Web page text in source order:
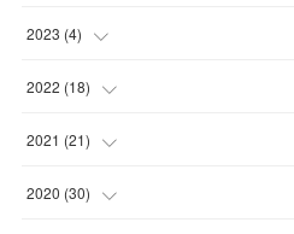
( )
(1
2023 (4)
(1
(1
(1
2022 (18)
(1
(1
2021 (21)
(2
2020 (30)